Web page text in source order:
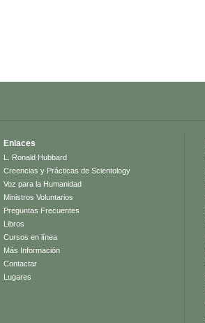
Enlaces
L. Ronald Hubbard
Creencias y Prácticas de Scientology
Voz para la Humanidad
Ministros Voluntarios
Preguntas Frecuentes
Libros
Cursos en línea
Más Información
Contactar
Lugares